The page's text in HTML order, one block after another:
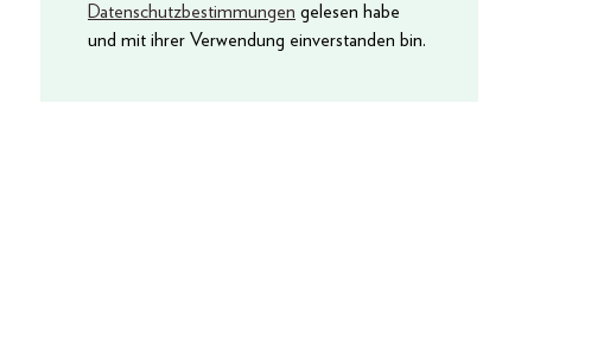
Datenschutzbestimmungen gelesen habe
und mit ihrer Verwendung einverstanden bin.